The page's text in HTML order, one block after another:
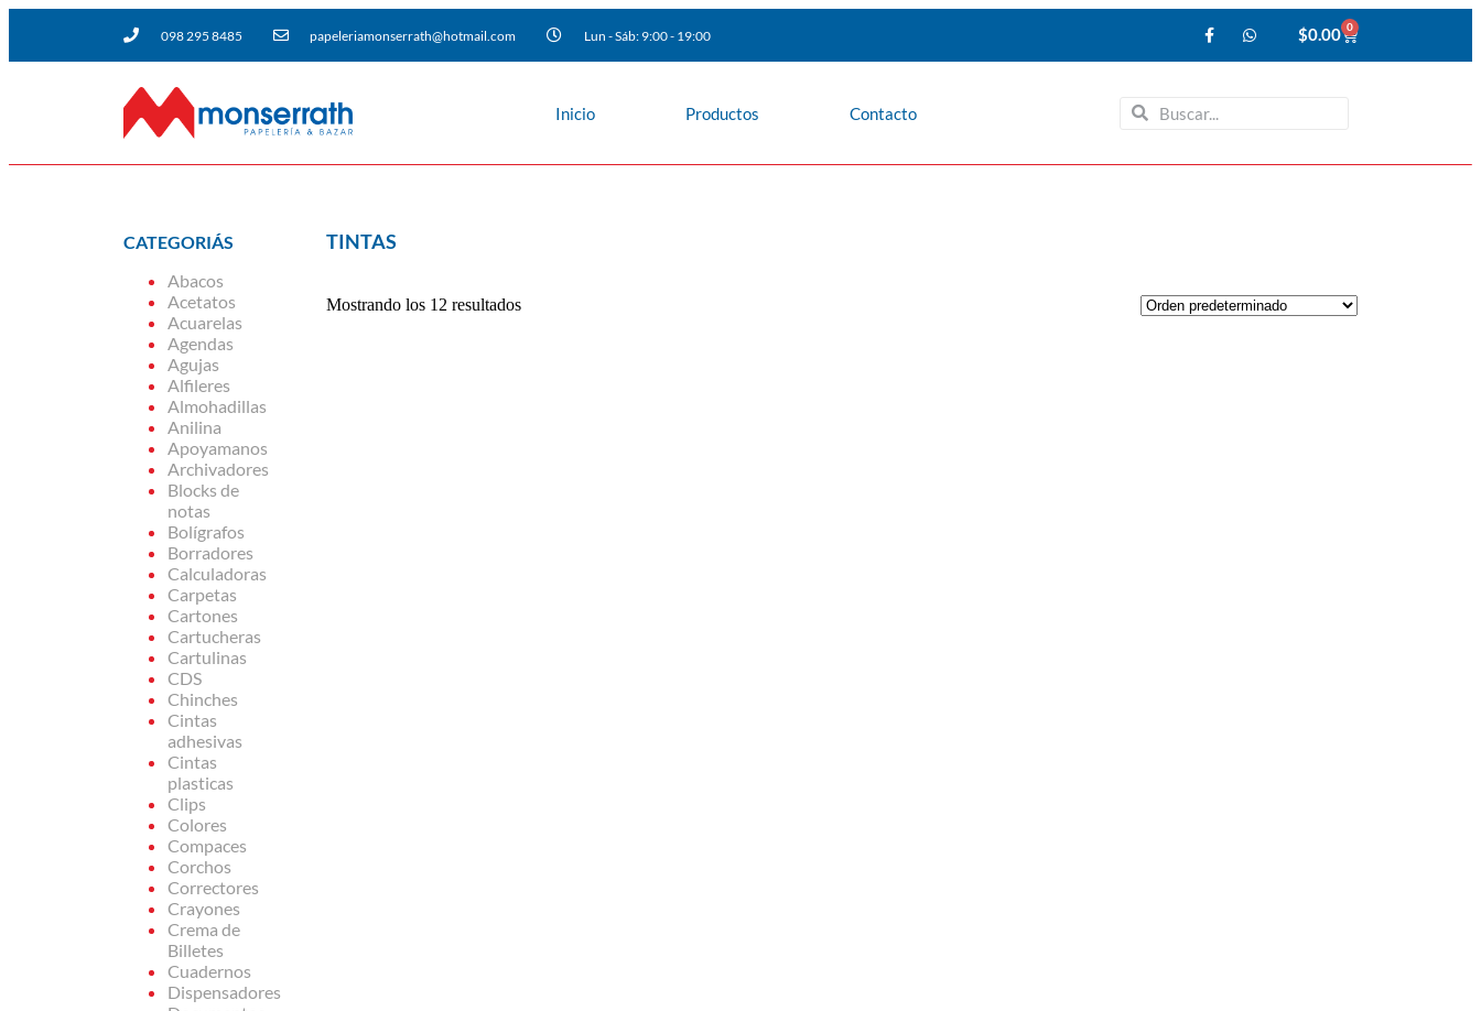
098 295 8485 papeleriamonserrath@hotmail.com Lun - Sáb: 9:00 - 19:00 $0.00 0
Inicio Productos Contacto
CATEGORIÁS
Abacos
Acetatos
Acuarelas
Agendas
Agujas
Alfileres
Almohadillas
Anilina
Apoyamanos
Archivadores
Blocks de
notas
Bolígrafos
Borradores
Calculadoras
Carpetas
Cartones
Cartucheras
Cartulinas
CDS
Chinches
Cintas
adhesivas
Cintas
plasticas
Clips
Colores
Compaces
Corchos
Correctores
Crayones
Crema de
Billetes
Cuadernos
Dispensadores
TINTAS
Mostrando los 12 resultados